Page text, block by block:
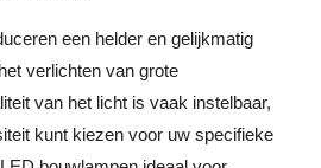
een helder en gelijkmatig
verlichten van grote
van het licht is vaak instelbaar,
kunt kiezen voor uw specifieke